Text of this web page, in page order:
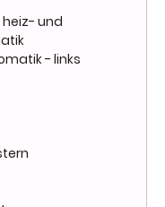
heiz- und
- links